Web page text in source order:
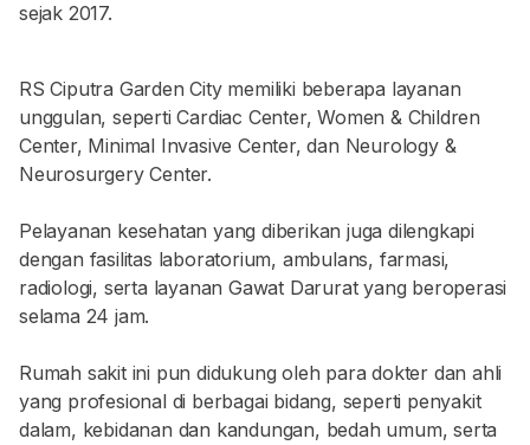
sejak 2017.
RS Ciputra Garden City memiliki beberapa layanan
unggulan, seperti Cardiac Center, Women & Children
Center, Minimal Invasive Center, dan Neurology &
Neurosurgery Center.
Pelayanan kesehatan yang diberikan juga dilengkapi
dengan fasilitas laboratorium, ambulans, farmasi,
radiologi, serta layanan Gawat Darurat yang beroperasi
selama 24 jam.
Rumah sakit ini pun didukung oleh para dokter dan ahli
yang profesional di berbagai bidang, seperti penyakit
dalam, kebidanan dan kandungan, bedah umum, serta